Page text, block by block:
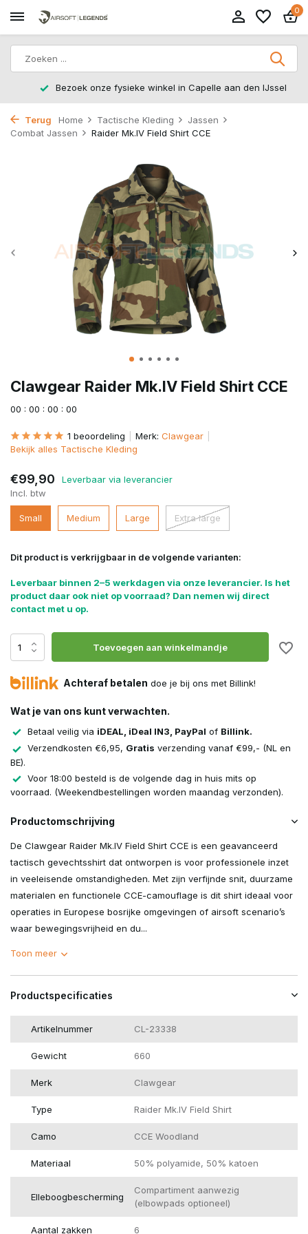
0
Bezoek onze fysieke winkel in Capelle aan den IJssel
Terug Home Tactische Kleding
Jassen
Combat Jassen
Raider Mk.IV Field Shirt CCE
Clawgear Raider Mk.IV Field Shirt CCE
00 : 00 : 00 : 00
1 beoordeling Merk: Clawgear
Bekijk alles Tactische Kleding
€99,90
Leverbaar via leverancier
Incl. btw
Small Medium Large Extra large
Dit product is verkrijgbaar in de volgende varianten:
Leverbaar binnen 2–5 werkdagen via onze leverancier. Is het
product daar ook niet op voorraad? Dan nemen wij direct
contact met u op.
Toevoegen aan winkelmandje
Achteraf betalen doe je bij ons met Billink!
Wat je van ons kunt verwachten.
Betaal veilig via iDEAL, iDeal IN3, PayPal of Billink.
Verzendkosten €6,95, Gratis verzending vanaf €99,- (NL en
BE).
Voor 18:00 besteld is de volgende dag in huis mits op
voorraad. (Weekendbestellingen worden maandag verzonden).
Productomschrijving
De Clawgear Raider Mk.IV Field Shirt CCE is een geavanceerd
tactisch gevechtsshirt dat ontworpen is voor professionele inzet
in veeleisende omstandigheden. Met zijn verfijnde snit, duurzame
materialen en functionele CCE-camouflage is dit shirt ideaal voor
operaties in Europese bosrijke omgevingen of airsoft scenario’s
waar bewegingsvrijheid en du...
Toon meer
Productspecificaties
Artikelnummer CL-23338
Gewicht 660
Merk Clawgear
Type Raider Mk.IV Field Shirt
Camo CCE Woodland
Materiaal 50% polyamide, 50% katoen
Elleboogbescherming
Compartiment aanwezig
(elbowpads optioneel)
Aantal zakken 6